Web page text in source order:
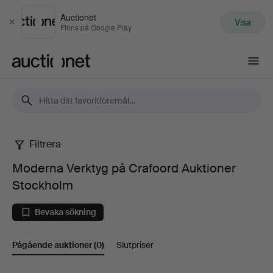
Stäng
Auctionet
Finns på Google Play Visa
Moderna
Verktyg
på
Crafoord
Filtrera
Moderna Verktyg på Crafoord Auktioner
Stockholm
Bevaka sökning
Pågående auktioner(0) Slutpriser